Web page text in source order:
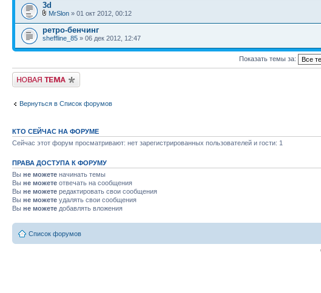
3d
MrSlon » 01 окт 2012, 00:12
ретро-бенчинг
sheffline_85 » 06 дек 2012, 12:47
Показать темы за:
Начать новую тему
Вернуться в Список форумов
КТО СЕЙЧАС НА ФОРУМЕ
Сейчас этот форум просматривают: нет зарегистрированных пользователей и гости: 1
ПРАВА ДОСТУПА К ФОРУМУ
Вы не можете начинать темы
Вы не можете отвечать на сообщения
Вы не можете редактировать свои сообщения
Вы не можете удалять свои сообщения
Вы не можете добавлять вложения
Список форумов